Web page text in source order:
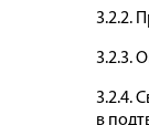
3.2.2.
3.2.3.
3.2.4.
в